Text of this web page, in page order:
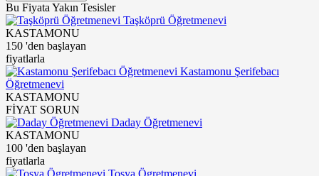
Bu Fiyata Yakın Tesisler
Taşköprü Öğretmenevi
KASTAMONU
150 'den başlayan
fiyatlarla
Kastamonu Şerifebacı
Öğretmenevi
KASTAMONU
FİYAT SORUN
Daday Öğretmenevi
KASTAMONU
100 'den başlayan
fiyatlarla
Tosya Ögretmenevi